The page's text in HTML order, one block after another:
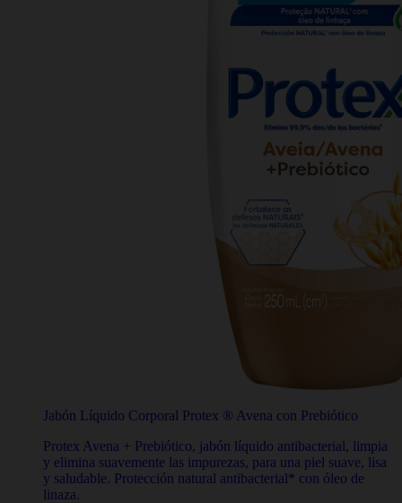
Jabón Líquido Corporal Protex ® Avena con Prebiótico
Protex Avena + Prebiótico, jabón líquido antibacterial, limpia
y elimina suavemente las impurezas, para una piel suave, lisa
y saludable. Protección natural antibacterial* con óleo de
linaza.